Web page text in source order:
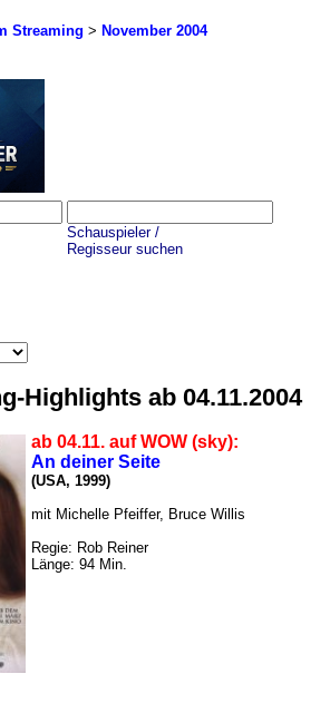
Streaming > November 2004
Schauspieler /
Regisseur suchen
Highlights ab 04.11.2004
ab 04.11. auf WOW (sky):
An deiner Seite
(USA, 1999)
mit Michelle Pfeiffer, Bruce Willis
Regie: Rob Reiner
Länge: 94 Min.